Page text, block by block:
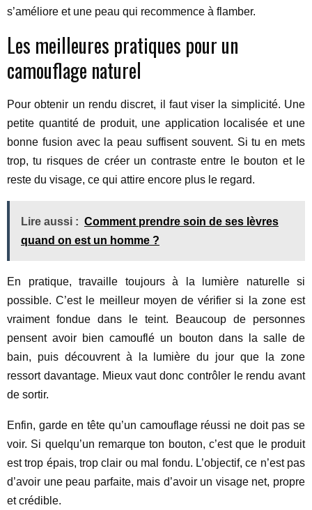
s’améliore et une peau qui recommence à flamber.
Les meilleures pratiques pour un
camouflage naturel
Pour obtenir un rendu discret, il faut viser la simplicité. Une
petite quantité de produit, une application localisée et une
bonne fusion avec la peau suffisent souvent. Si tu en mets
trop, tu risques de créer un contraste entre le bouton et le
reste du visage, ce qui attire encore plus le regard.
Lire aussi : Comment prendre soin de ses lèvres
quand on est un homme ?
En pratique, travaille toujours à la lumière naturelle si
possible. C’est le meilleur moyen de vérifier si la zone est
vraiment fondue dans le teint. Beaucoup de personnes
pensent avoir bien camouflé un bouton dans la salle de
bain, puis découvrent à la lumière du jour que la zone
ressort davantage. Mieux vaut donc contrôler le rendu avant
de sortir.
Enfin, garde en tête qu’un camouflage réussi ne doit pas se
voir. Si quelqu’un remarque ton bouton, c’est que le produit
est trop épais, trop clair ou mal fondu. L’objectif, ce n’est pas
d’avoir une peau parfaite, mais d’avoir un visage net, propre
et crédible.